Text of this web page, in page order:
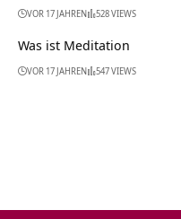
VOR 17 JAHREN 528 VIEWS
Was ist Meditation
VOR 17 JAHREN 547 VIEWS